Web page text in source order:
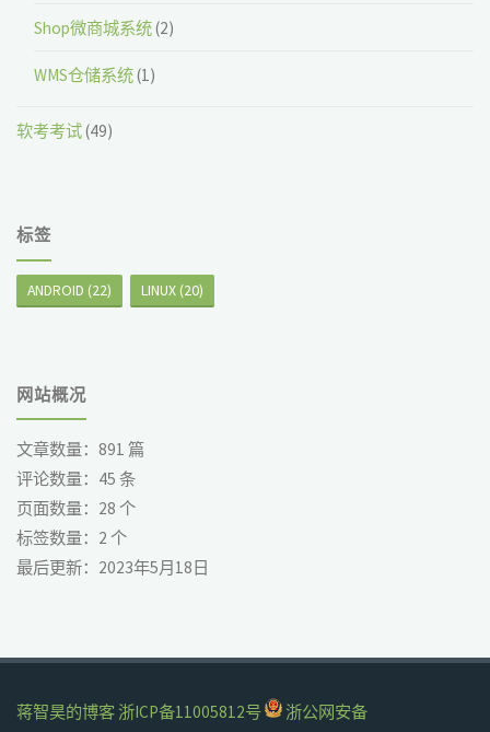
Shop微商城系统(2)
WMS仓储系统(1)
软考考试(49)
标签
ANDROID (22) LINUX (20)
网站概况
文章数量：891 篇
评论数量： 45 条
页面数量： 28 个
标签数量： 2 个
最后更新： 2023年5月18日
蒋智昊的博客 浙ICP备11005812号
浙公网安备